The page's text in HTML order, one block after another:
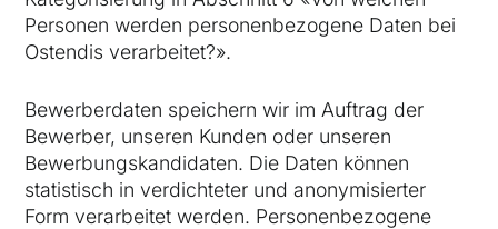
Personen werden personenbezogene Daten bei
Ostendis verarbeitet?».
Bewerberdaten speichern wir im Auftrag der
Bewerber, unseren Kunden oder unseren
Bewerbungskandidaten. Die Daten können
statistisch in verdichteter und anonymisierter
Form verarbeitet werden. Personenbezogene